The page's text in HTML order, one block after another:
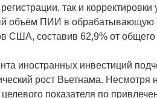
так и
объём ПИИ в обрабатывающую
США, составив 62,9% от
иностранных инвестиций
рост Вьетнама. Несмотря
целевого показателя по